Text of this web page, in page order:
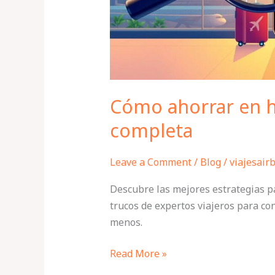
Cómo ahorrar en
completa
Leave a Comment/ Blog/
Descubre las mejores estrategias
trucos de expertos viajeros para
menos.
Read More »